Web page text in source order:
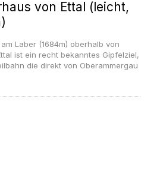
von Ettal (leicht,
Laber (1684m) oberhalb von
ist ein recht bekanntes Gipfelziel,
die direkt von Oberammergau